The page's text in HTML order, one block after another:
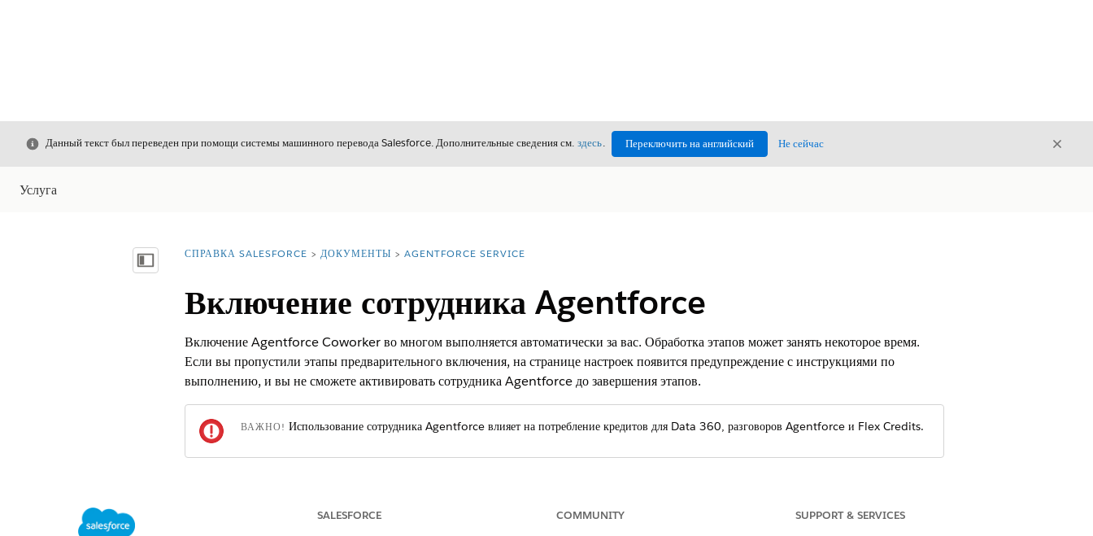
Закрыть
Данный текст был переведен при помощи системы машинного перевода Salesforce. Дополнительные сведения см. здесь. Переключить на английский Не сейчас
Услуга
Показать содержание
Вы находитесь здесь:
СПРАВКА SALESFORCE ДОКУМЕНТЫ AGENTFORCE SERVICE
Включение сотрудника Agentforce
Включение Agentforce Coworker во многом выполняется автоматически за вас. Обработка этапов может занять некоторое время.
Если вы пропустили этапы предварительного включения, на странице настроек появится предупреждение с инструкциями по
выполнению, и вы не сможете активировать сотрудника Agentforce до завершения этапов.
ВАЖНО! Использование сотрудника Agentforce влияет на потребление кредитов для Data 360, разговоров Agentforce и Flex Credits.
SALESFORCE COMMUNITY SUPPORT & SERVICES